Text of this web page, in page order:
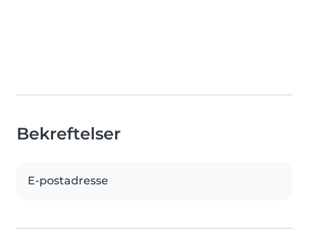
Bekreftelser
E-postadresse